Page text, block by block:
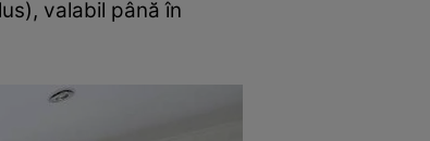
valabil până în